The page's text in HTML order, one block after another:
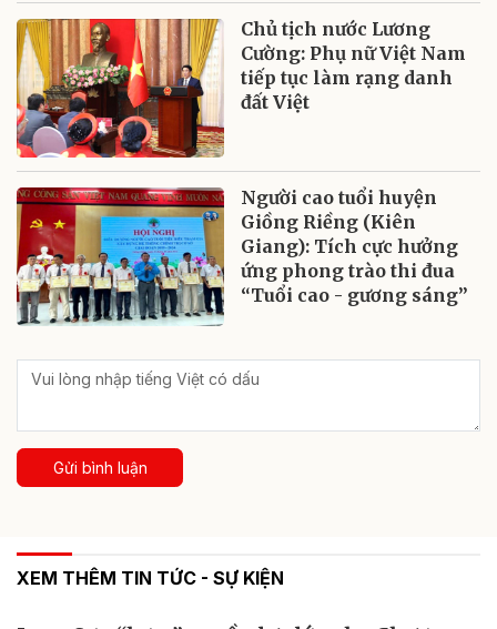
Chủ tịch nước Lương
Cường: Phụ nữ Việt Nam
tiếp tục làm rạng danh
đất Việt
Người cao tuổi huyện
Giồng Riềng (Kiên
Giang): Tích cực hưởng
ứng phong trào thi đua
“Tuổi cao - gương sáng”
Gửi bình luận
XEM THÊM TIN TỨC - SỰ KIỆN